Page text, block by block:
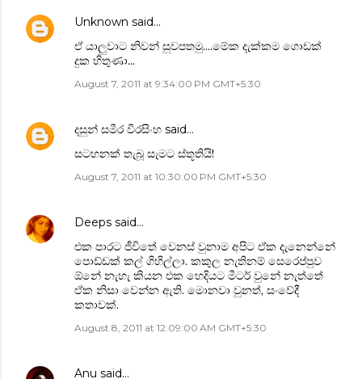
Unknown said…
ඒ යාලුවාට නිවන් සුවපතමු....මේක දැක්කම ගොඩක්
දුක හිතුණා...
August 7, 2011 at 9:34:00 PM GMT+5:30
දසුන් සමීර වීරසිංහ said…
සටහනක් තැබූ සැමට ස්තූතියි!
August 7, 2011 at 10:30:00 PM GMT+5:30
Deeps said…
එක පාරට ජීවිතේ වෙනස් වුනාම අපිට ඒක දැනෙන්නේ
පොඩ්ඩක් කල් ගිහිල්ලා. කකුල නැතිනම් සෙරෙප්පුව
ඕනේ නැහැ කියන එක හෙදියට මීටර් වුනේ නැත්තේ
ඒක නිසා වෙන්න ඇති. මොනවා වුනත්, සංවේදී
කතාවක්.
August 8, 2011 at 12:09:00 AM GMT+5:30
Anu said…